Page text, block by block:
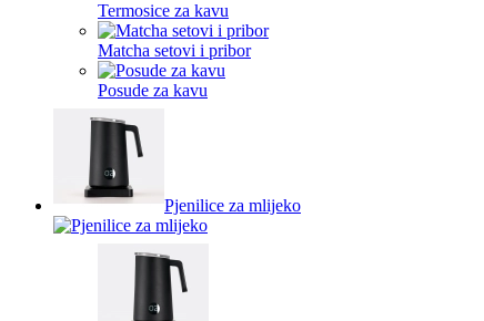
Termosice za kavu
Matcha setovi i pribor
Posude za kavu
Pjenilice za mlijeko